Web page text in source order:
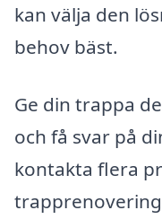
kan välja den
behov bäst.
Ge din trappa
och få svar på
kontakta flera